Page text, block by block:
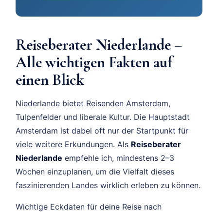
Reiseberater Niederlande –
Alle wichtigen Fakten auf
einen Blick
Niederlande bietet Reisenden Amsterdam,
Tulpenfelder und liberale Kultur. Die Hauptstadt
Amsterdam ist dabei oft nur der Startpunkt für
viele weitere Erkundungen. Als Reiseberater
Niederlande empfehle ich, mindestens 2–3
Wochen einzuplanen, um die Vielfalt dieses
faszinierenden Landes wirklich erleben zu können.
Wichtige Eckdaten für deine Reise nach